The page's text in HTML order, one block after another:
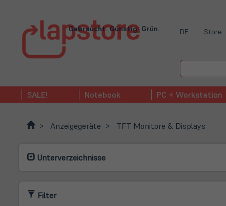
Gebraucht. Günstig. Grün. DE Store
SALE! Notebook PC + Workstation
Anzeigegeräte TFT Monitore & Displays
Unterverzeichnisse
Filter